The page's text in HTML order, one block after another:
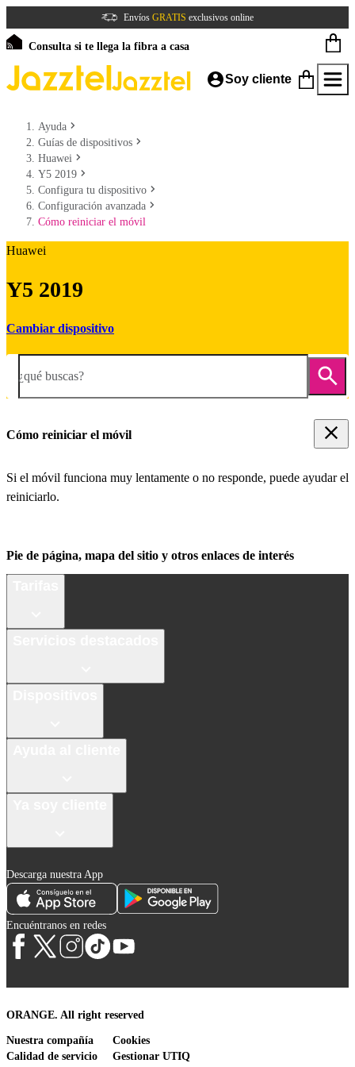
Envíos GRATIS exclusivos online
Consulta si te llega la fibra a casa
Soy cliente
Ayuda
Guías de dispositivos
Huawei
Y5 2019
Configura tu dispositivo
Configuración avanzada
Cómo reiniciar el móvil
Huawei
Y5 2019
Cambiar dispositivo
¿qué buscas?
Cómo reiniciar el móvil
Si el móvil funciona muy lentamente o no responde, puede ayudar el
reiniciarlo.
Pie de página, mapa del sitio y otros enlaces de interés
Descarga nuestra App
Encuéntranos en redes
ORANGE. All right reserved
Nuestra compañía
Calidad de servicio
Cookies
Gestionar UTIQ